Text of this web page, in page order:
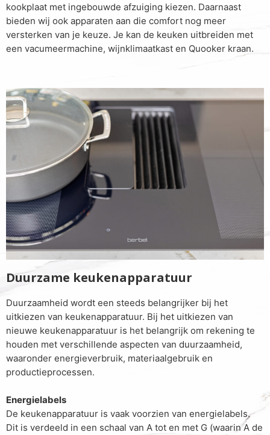
kookplaat met ingebouwde afzuiging kiezen. Daarnaast
bieden wij ook apparaten aan die comfort nog meer
versterken van je keuze. Je kan de keuken uitbreiden met
een vacumeermachine, wijnklimaatkast en Quooker kraan.
Duurzame keukenapparatuur
Duurzaamheid wordt een steeds belangrijker bij het
uitkiezen van keukenapparatuur. Bij het uitkiezen van
nieuwe keukenapparatuur is het belangrijk om rekening te
houden met verschillende aspecten van duurzaamheid,
waaronder energieverbruik, materiaalgebruik en
productieprocessen.
Energielabels
De keukenapparatuur is vaak voorzien van energielabels.
Dit is verdeeld in een schaal van A tot en met G (waarin A de